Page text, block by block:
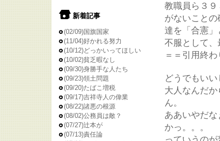
新着記事
(02/09)国旗国家
(11/04)好かれる努力
(10/12)どっかいってほしい
(10/02)貧乏暇なし
(09/30)身勝手な人たち
(09/23)領土問題
(09/20)たばこ増税
(09/17)吉祥寺人の偉業
(08/22)諸悪の根源
(08/02)公務員は敵？
(07/27)辻本が
(07/13)責任論
教職員ら３
がないこと
達を「合憲
不服として
＝＝引用終
どうでもい
大人なんだ
ん。
ああいやだ
かっ。。。